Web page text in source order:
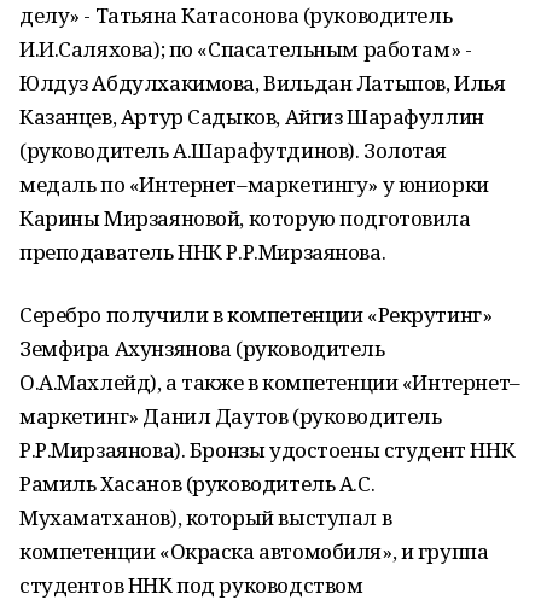
делу» - Татьяна Катасонова (руководитель
И.И.Саляхова); по «Спасательным работам» -
Юлдуз Абдулхакимова, Вильдан Латыпов, Илья
Казанцев, Артур Садыков, Айгиз Шарафуллин
(руководитель А.Шарафутдинов). Золотая
медаль по «Интернет–маркетингу» у юниорки
Карины Мирзаяновой, которую подготовила
преподаватель ННК Р.Р.Мирзаянова.
Серебро получили в компетенции «Рекрутинг»
Земфира Ахунзянова (руководитель
О.А.Махлейд), а также в компетенции «Интернет–
маркетинг» Данил Даутов (руководитель
Р.Р.Мирзаянова). Бронзы удостоены студент ННК
Рамиль Хасанов (руководитель А.С.
Мухаматханов), который выступал в
компетенции «Окраска автомобиля», и группа
студентов ННК под руководством